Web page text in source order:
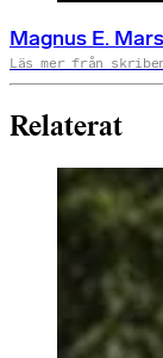
Magnus E.
Läs mer från
Relaterat